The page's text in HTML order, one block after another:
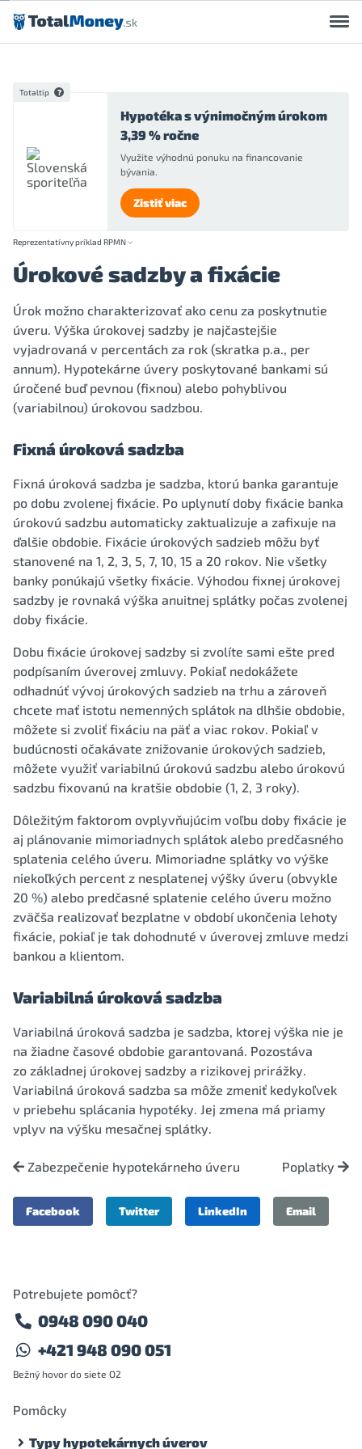
Preskočiť na obsah
Totaltip
Hypotéka s výnimočným úrokom
3,39 % ročne
Využite výhodnú ponuku na financovanie
bývania.
Zistiť viac
Reprezentatívny príklad RPMN
Úrokové sadzby a fixácie
Úrok možno charakterizovať ako cenu za poskytnutie
úveru. Výška úrokovej sadzby je najčastejšie
vyjadrovaná v percentách za rok (skratka p.a., per
annum). Hypotekárne úvery poskytované bankami sú
úročené buď pevnou (fixnou) alebo pohyblivou
(variabilnou) úrokovou sadzbou.
Fixná úroková sadzba
Fixná úroková sadzba je sadzba, ktorú banka garantuje
po dobu zvolenej fixácie. Po uplynutí doby fixácie banka
úrokovú sadzbu automaticky zaktualizuje a zafixuje na
ďalšie obdobie. Fixácie úrokových sadzieb môžu byť
stanovené na 1, 2, 3, 5, 7, 10, 15 a 20 rokov. Nie všetky
banky ponúkajú všetky fixácie. Výhodou fixnej úrokovej
sadzby je rovnaká výška anuitnej splátky počas zvolenej
doby fixácie.
Dobu fixácie úrokovej sadzby si zvolíte sami ešte pred
podpísaním úverovej zmluvy. Pokiaľ nedokážete
odhadnúť vývoj úrokových sadzieb na trhu a zároveň
chcete mať istotu nemenných splátok na dlhšie obdobie,
môžete si zvoliť fixáciu na päť a viac rokov. Pokiaľ v
budúcnosti očakávate znižovanie úrokových sadzieb,
môžete využiť variabilnú úrokovú sadzbu alebo úrokovú
sadzbu fixovanú na kratšie obdobie (1, 2, 3 roky).
Dôležitým faktorom ovplyvňujúcim voľbu doby fixácie je
aj plánovanie mimoriadnych splátok alebo predčasného
splatenia celého úveru. Mimoriadne splátky vo výške
niekoľkých percent z nesplatenej výšky úveru (obvykle
20 %) alebo predčasné splatenie celého úveru možno
zväčša realizovať bezplatne v období ukončenia lehoty
fixácie, pokiaľ je tak dohodnuté v úverovej zmluve medzi
bankou a klientom.
Variabilná úroková sadzba
Variabilná úroková sadzba je sadzba, ktorej výška nie je
na žiadne časové obdobie garantovaná. Pozostáva
zo základnej úrokovej sadzby a rizikovej prirážky.
Variabilná úroková sadzba sa môže zmeniť kedykoľvek
v priebehu splácania hypotéky. Jej zmena má priamy
vplyv na výšku mesačnej splátky.
Zabezpečenie hypotekárneho úveru Poplatky
Facebook Twitter LinkedIn Email
Potrebujete pomôcť?
0948 090 040
+421 948 090 051
Bežný hovor do siete O2
Pomôcky
Typy hypotekárnych úverov